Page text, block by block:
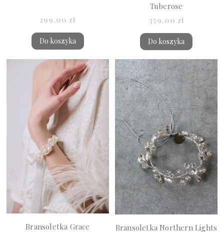
299,00 zł
Do koszyka
Tuberose
359,00 zł
Do koszyka
Bransoletka Grace Bransoletka Northern Lights